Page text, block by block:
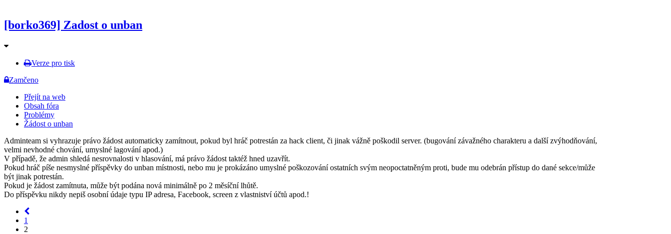
[borko369] Zadost o unban
Verze pro tisk
Zamčeno
Přejít na web
Obsah fóra
Problémy
Žádost o unban
Adminteam si vyhrazuje právo žádost automaticky zamítnout, pokud byl hráč potrestán za hack client, či jinak vážně poškodil server. (bugování závažného charakteru a další zvýhodňování,
velmi nevhodné chování, umyslné lagování apod.)
V případě, že admin shledá nesrovnalosti v hlasování, má právo žádost taktéž hned uzavřít.
Pokud hráč píše nesmyslné příspěvky do unban místnosti, nebo mu je prokázáno umyslné poškozování ostatních svým neopoctatněným proti, bude mu odebrán přístup do dané sekce/může
být jinak potrestán.
Pokud je žádost zamítnuta, může být podána nová minimálně po 2 měsíční lhůtě.
Do příspěvku nikdy nepiš osobní údaje typu IP adresa, Facebook, screen z vlastniství účtů apod.!
1
2